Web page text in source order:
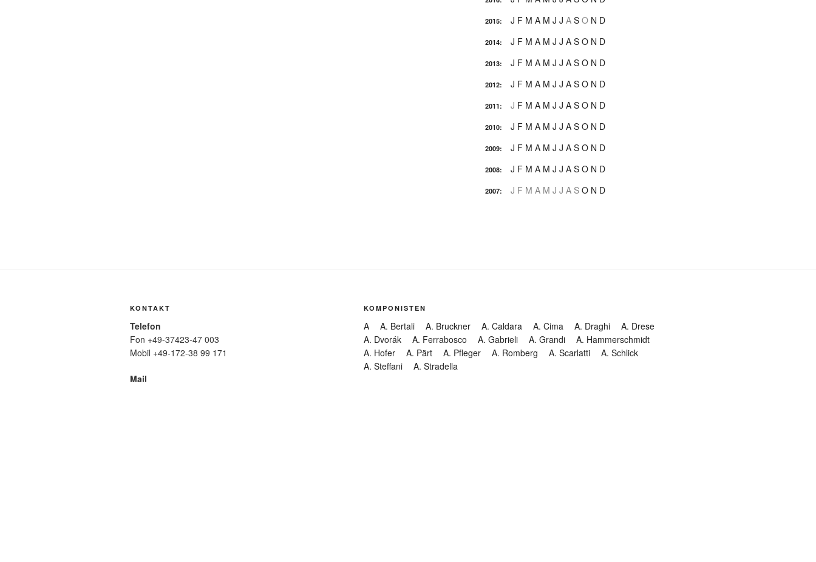
2015: J F M A M J J A S O N D
2014: J F M A M J J A S O N D
2013: J F M A M J J A S O N D
2012: J F M A M J J A S O N D
2011: J F M A M J J A S O N D
2010: J F M A M J J A S O N D
2009: J F M A M J J A S O N D
2008: J F M A M J J A S O N D
2007: J F M A M J J A S O N D
KONTAKT
Telefon
Fon +49-37423-47 003
Mobil +49-172-38 99 171
Mail
KOMPONISTEN
A A. Bertali A. Bruckner A. Caldara A. Cima A. Draghi
A. Drese
A. Dvorák
A. Ferrabosco A. Gabrieli A. Grandi
A. Hammerschmidt
A. Hofer
A. Pärt A. Pfleger A. Romberg A. Scarlatti
A. Schlick
A. Steffani
A. Stradella